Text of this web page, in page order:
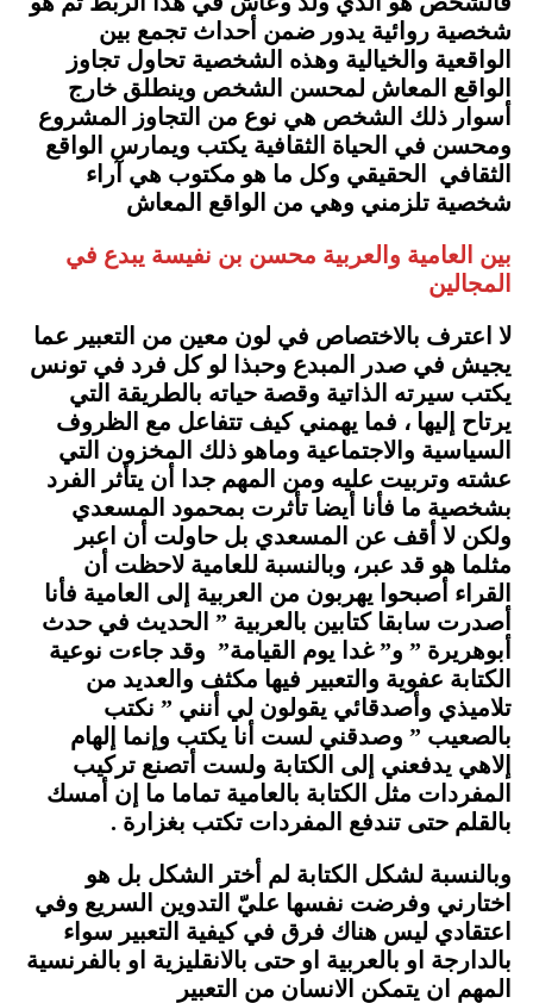
شخصية روائية يدور ضمن أحداث تجمع بين
الواقعية والخيالية وهذه الشخصية تحاول تجاوز
الواقع المعاش لمحسن الشخص وينطلق خارج
أسوار ذلك الشخص هي نوع من التجاوز المشروع
ومحسن في الحياة الثقافية يكتب ويمارس الواقع
الثقافي الحقيقي وكل ما هو مكتوب هي آراء
شخصية تلزمني وهي من الواقع المعاش
بين العامية والعربية محسن بن نفيسة يبدع في
المجالين
لا اعترف بالاختصاص في لون معين من التعبير عما
يجيش في صدر المبدع وحبذا لو كل فرد في تونس
يكتب سيرته الذاتية وقصة حياته بالطريقة التي
يرتاح إليها ، فما يهمني كيف تتفاعل مع الظروف
السياسية والاجتماعية وماهو ذلك المخزون التي
عشته وتربيت عليه ومن المهم جدا أن يتأثر الفرد
بشخصية ما فأنا أيضا تأثرت بمحمود المسعدي
ولكن لا أقف عن المسعدي بل حاولت أن اعبر
مثلما هو قد عبر، وبالنسبة للعامية لاحظت أن
القراء أصبحوا يهربون من العربية إلى العامية فأنا
أصدرت سابقا كتابين بالعربية ” الحديث في حدث
أبوهريرة ” و” غدا يوم القيامة” وقد جاءت نوعية
الكتابة عفوية والتعبير فيها مكثف والعديد من
تلاميذي وأصدقائي يقولون لي أنني ” نكتب
بالصعيب ” وصدقني لست أنا يكتب وإنما إلهام
إلاهي يدفعني إلى الكتابة ولست أتصنع تركيب
المفردات مثل الكتابة بالعامية تماما ما إن أمسك
بالقلم حتى تندفع المفردات تكتب بغزارة .
وبالنسبة لشكل الكتابة لم أختر الشكل بل هو
اختارني وفرضت نفسها عليّ التدوين السريع وفي
اعتقادي ليس هناك فرق في كيفية التعبير سواء
بالدارجة او بالعربية او حتى بالانقليزية او بالفرنسية
المهم ان يتمكن الانسان من التعبير